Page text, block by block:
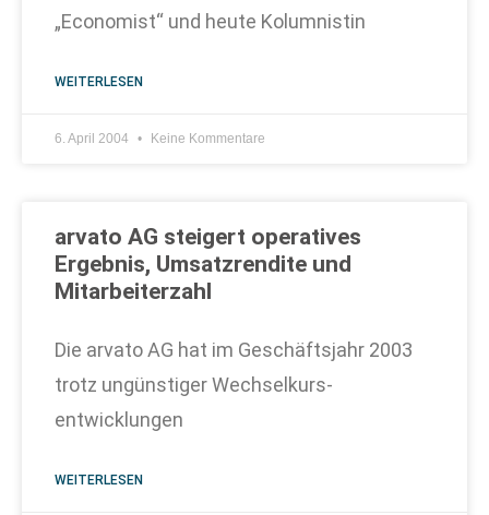
„Economist“ und heute Kolumnistin
WEITERLESEN
6. April 2004 Keine Kommentare
arvato AG steigert operatives
Ergebnis, Umsatzrendite und
Mitarbeiterzahl
Die arvato AG hat im Geschäftsjahr 2003
trotz ungünstiger Wechselkurs-
entwicklungen
WEITERLESEN